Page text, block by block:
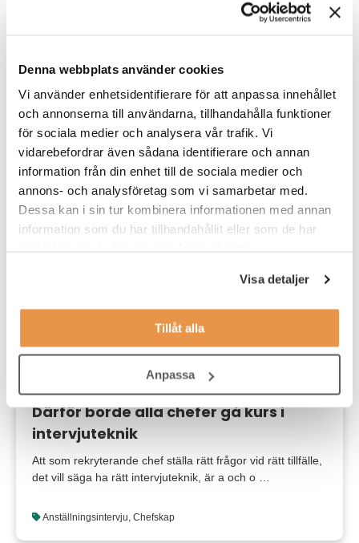
Denna webbplats använder cookies
Vi använder enhetsidentifierare för att anpassa innehållet
och annonserna till användarna, tillhandahålla funktioner
för sociala medier och analysera vår trafik. Vi
vidarebefordrar även sådana identifierare och annan
information från din enhet till de sociala medier och
annons- och analysföretag som vi samarbetar med.
Dessa kan i sin tur kombinera informationen med annan
information som du har tillhandahållit eller som de har
Visa detaljer
Tillåt alla
Anpassa
Nya siffror! 43 % anser att chefens
okunskap påverkar rekrytering av ny
personal
Nya siffror från TNG Evolve visar att det finns
kunskapsluckor gällande rekrytering bland Sveriges
chefer. I många fall så stor …
Chefskap
Därför borde alla chefer gå kurs i
intervjuteknik
Att som rekryterande chef ställa rätt frågor vid rätt tillfälle,
det vill säga ha rätt intervjuteknik, är a och o …
Anställningsintervju Chefskap